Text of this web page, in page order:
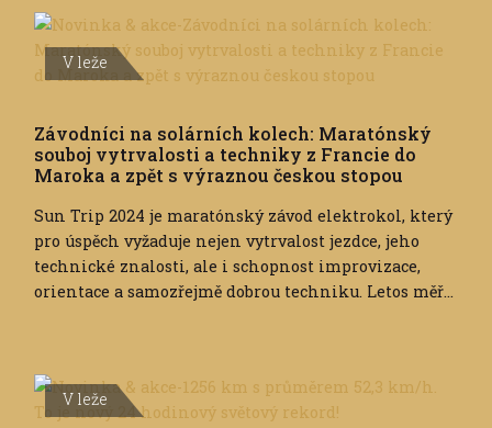
V leže
Závodníci na solárních kolech: Maratónský
souboj vytrvalosti a techniky z Francie do
Maroka a zpět s výraznou českou stopou
Sun Trip 2024 je maratónský závod elektrokol, který
pro úspěch vyžaduje nejen vytrvalost jezdce, jeho
technické znalosti, ale i schopnost improvizace,
orientace a samozřejmě dobrou techniku. Letos měř...
V leže